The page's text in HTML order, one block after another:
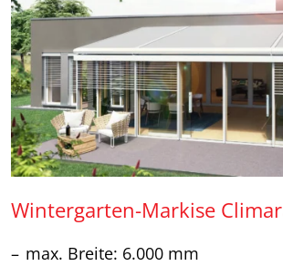
Wintergarten-Markise
max. Breite: 6.000 mm